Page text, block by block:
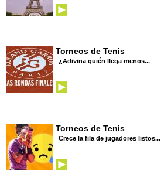
Torneos de Tenis
¿Adivina quién llega menos...
Torneos de Tenis
Crece la fila de jugadores listos...